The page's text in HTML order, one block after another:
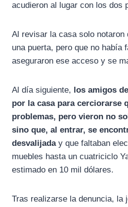
acudieron al lugar con los dos
Al revisar la casa solo notaron
una puerta, pero que no había
aseguraron ese acceso y se
Al día siguiente, los amigos
por la casa para cerciorarse
problemas, pero vieron no
sino que, al entrar, se
desvalijada y que faltaban
muebles hasta un cuatriciclo
estimado en 10 mil dólares.
Tras realizarse la denuncia, la